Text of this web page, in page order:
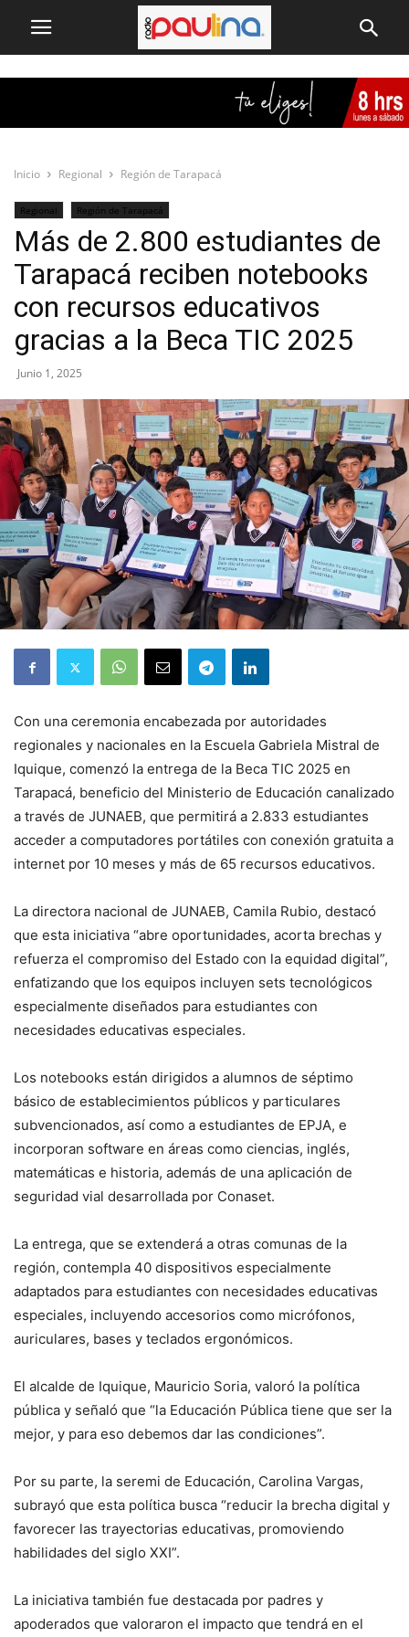
Inicio Regional Región de Tarapacá
Regional Región de Tarapacá
Más de 2.800 estudiantes de
Tarapacá reciben notebooks
con recursos educativos
gracias a la Beca TIC 2025
Junio 1, 2025
Con una ceremonia encabezada por autoridades
regionales y nacionales en la Escuela Gabriela Mistral de
Iquique, comenzó la entrega de la Beca TIC 2025 en
Tarapacá, beneficio del Ministerio de Educación canalizado
a través de JUNAEB, que permitirá a 2.833 estudiantes
acceder a computadores portátiles con conexión gratuita a
internet por 10 meses y más de 65 recursos educativos.
La directora nacional de JUNAEB, Camila Rubio, destacó
que esta iniciativa “abre oportunidades, acorta brechas y
refuerza el compromiso del Estado con la equidad digital”,
enfatizando que los equipos incluyen sets tecnológicos
especialmente diseñados para estudiantes con
necesidades educativas especiales.
Los notebooks están dirigidos a alumnos de séptimo
básico de establecimientos públicos y particulares
subvencionados, así como a estudiantes de EPJA, e
incorporan software en áreas como ciencias, inglés,
matemáticas e historia, además de una aplicación de
seguridad vial desarrollada por Conaset.
La entrega, que se extenderá a otras comunas de la
región, contempla 40 dispositivos especialmente
adaptados para estudiantes con necesidades educativas
especiales, incluyendo accesorios como micrófonos,
auriculares, bases y teclados ergonómicos.
El alcalde de Iquique, Mauricio Soria, valoró la política
pública y señaló que “la Educación Pública tiene que ser la
mejor, y para eso debemos dar las condiciones”.
Por su parte, la seremi de Educación, Carolina Vargas,
subrayó que esta política busca “reducir la brecha digital y
favorecer las trayectorias educativas, promoviendo
habilidades del siglo XXI”.
La iniciativa también fue destacada por padres y
apoderados que valoraron el impacto que tendrá en el